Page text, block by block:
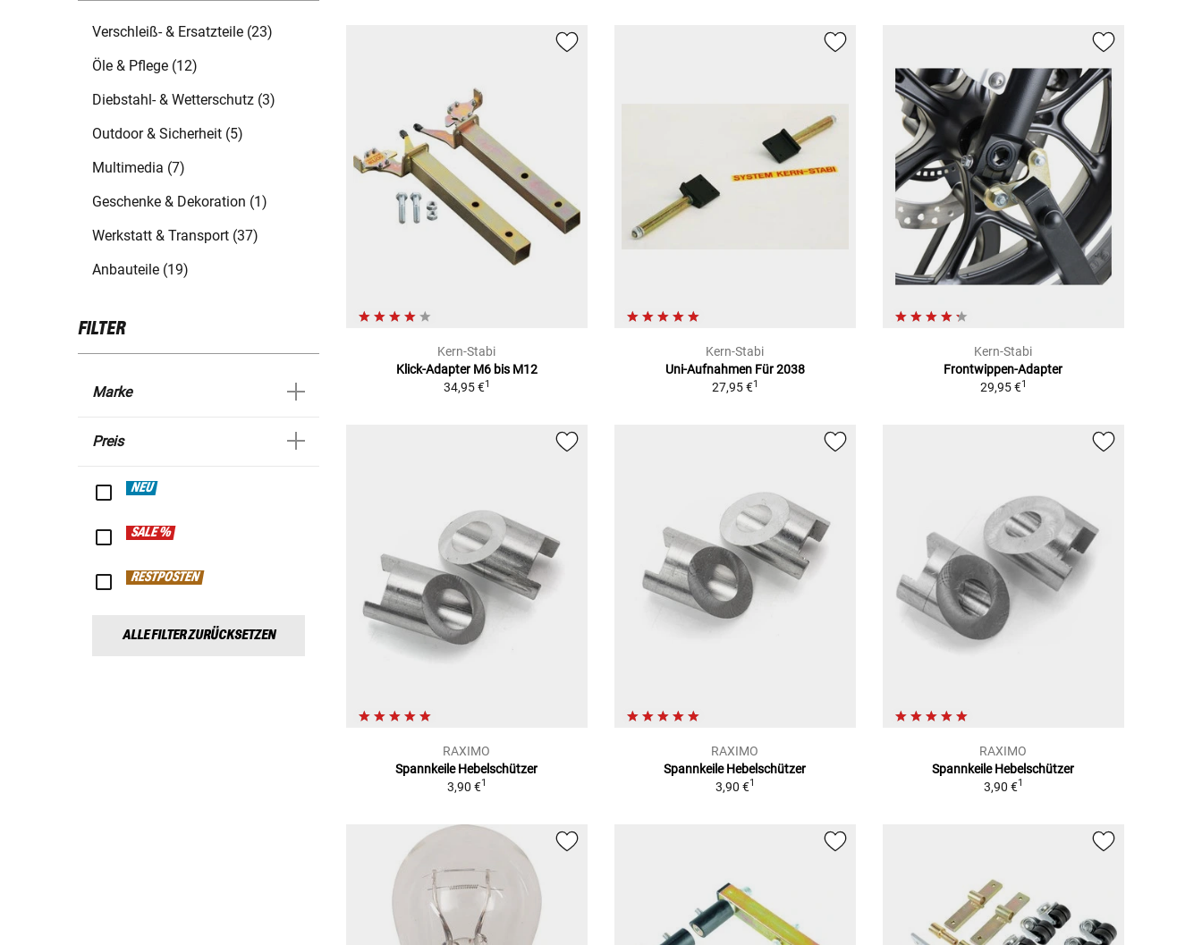
Verschleiß- & Ersatzteile (23)
Öle & Pflege (12)
Diebstahl- & Wetterschutz (3)
Outdoor & Sicherheit (5)
Multimedia (7)
Geschenke & Dekoration (1)
Werkstatt & Transport (37)
Anbauteile (19)
FILTER
Marke
Preis
NEU
SALE %
RESTPOSTEN
ALLE FILTER ZURÜCKSETZEN
Kern-Stabi
Klick-Adapter M6 bis M12
34,95 €1
Kern-Stabi
Uni-Aufnahmen Für 2038
27,95 €1
Kern-Stabi
Frontwippen-Adapter
29,95 €1
RAXIMO
Spannkeile Hebelschützer
3,90 €1
RAXIMO
Spannkeile Hebelschützer
3,90 €1
RAXIMO
Spannkeile Hebelschützer
3,90 €1